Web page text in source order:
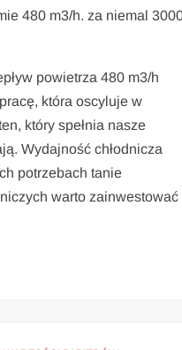
480 m3/h. za niemal
powietrza 480 m3/h
która oscyluje w
który spełnia nasze
Wydajność chłodnicza
potrzebach tanie
warto zainwestować